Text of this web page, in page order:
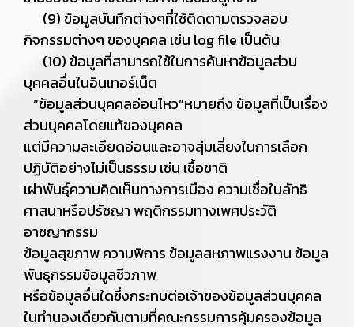
(9) ข้อมูลบันทึกต่างๆที่ใช้ติดตามตรวจสอบ
กิจกรรมต่างๆ ของบุคคล เช่น log file เป็นต้น
(10) ข้อมูลที่สามารถใช้ในการค้นหาข้อมูลส่วน
บุคคลอื่นในอินเทอร์เน็ต
“ข้อมูลส่วนบุคคลอ่อนไหว”หมายถึง ข้อมูลที่เป็นเรื่อง
ส่วนบุคคลโดยแท้ของบุคคล
แต่มีความละเอียดอ่อนและอาจสุ่มเสี่ยงในการเลือก
ปฏิบัติอย่างไม่เป็นธรรม เช่น เชื้อชาติ
เผ่าพันธุ์ความคิดเห็นทางการเมือง ความเชื่อในลัทธิ
ศาสนาหรือปรัชญา พฤติกรรมทางเพศประวัติ
อาชญากรรม
ข้อมูลสุขภาพ ความพิการ ข้อมูลสหภาพแรงงาน ข้อมูล
พันธุกรรมข้อมูลชีวภาพ
หรือข้อมูลอื่นใดซึ่งกระทบต่อเจ้าของข้อมูลส่วนบุคคล
ในทำนองเดียวกันตามที่คณะกรรมการคุ้มครองข้อมูล